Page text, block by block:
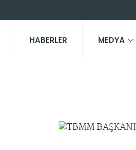
HABERLER MEDYA